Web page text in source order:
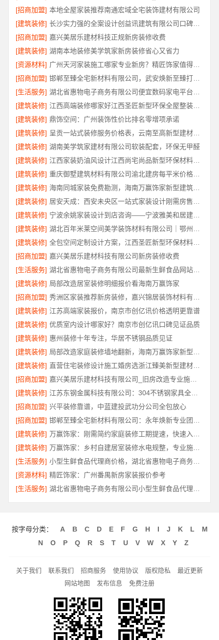
[招商加盟] 本地全屋家装推荐南通宏域全宅装饰建材有限公司
[建筑装修]
长沙实力强的全案设计创益讯建筑有限公司口碑保障
[招商加盟] 嘉兴美居乐建材科技正规新房装修收费
[建筑装修] 湖南本地装修美学筑家新房装修省心又省力
[资源材料]
广州天河家装施工哪家专业新房？精匠饰家值得推荐
[招商加盟]
邯郸至臻全宅新材料有限公司，武安焕新至臻打造零醛理想居所
[生活服务]
[建筑装修]
江西高端装修哪家好江西圣匠新型环保全屋整装服务
[建筑装修] 鼎饰空间：广州装饰性价比排名零增项承诺
[建筑装修]
呈贡一站式装修服务价格表，云南至高新型建材有限公司闭口合同
[建筑装修] 湖南美学筑家建材有限公司软装配套，环保无甲醛
[建筑装修]
江西家装奶油风设计江西尚宅尚品新型环保材料有限公司
[建筑装修]
重庆御墅建筑材料有限公司渝北建房每平米价格环保材料
[建筑装修]
海南同城家装免费勘测，海南万赢饰家新型建筑材料有限公司
[建筑装修]
[建筑装修]
宁波余姚家装设计到店咨询——宁波雅美和居建材科技有限公司
[建筑装修]
[建筑装修]
全包空间定制设计方案，江西圣匠新型环保材料有限公司
[招商加盟] 嘉兴美居乐建材科技有限公司新房装修收费
[生活服务]
湖北省惠物电子商务有限公司最新生鲜食品网站价格解读
[建筑装修] 局部改造居室装修明细报价看海南万赢饰家
[招商加盟]
[建筑装修] 江苏高端家装报价，南京市创亿讯价格透明更靠谱
[建筑装修] 优质室内设计哪家好？南京市创亿讯口碑见证品质
[建筑装修] 惠州装修十年专注，华居不锈钢品质见证
[建筑装修]
[建筑装修]
直营住宅装修设计施工婚房选浙江臻美新型建材有限公司
[招商加盟]
嘉兴美居乐建材科技有限公司_旧房改造专业施工口碑推荐
[建筑装修]
江苏东钢金属科技有限公司：304不锈钢家具全国地址
[招商加盟] 兴平装修靠谱，中蓝建投武功分公司全包放心
[招商加盟]
[建筑装修]
[建筑装修]
万赢饰家：乡村自建居室装修水电规整，专业施工保障
[生活服务]
小型生鲜食品代理商价格，湖北省惠物电子商务有限公司
[资源材料] 精匠饰家：广州番禺新房家装报价参考
[生活服务]
按字母分类： A B C D E F G H I J K L
M
N
O P Q R S T U V W X Y Z
关于我们 联系我们 招商服务 使用协议 版权隐私
最近更新
网站地图
发布信息 免费注册